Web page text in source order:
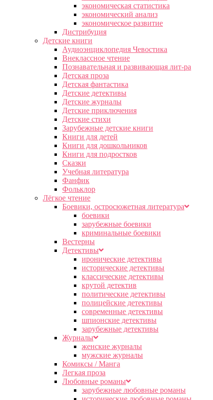
экономическая статистика
экономический анализ
экономическое развитие
Дистрибуция
Детские книги
Аудиоэнциклопедия Чевостика
Внеклассное чтение
Познавательная и развивающая лит-ра
Детская проза
Детская фантастика
Детские детективы
Детские журналы
Детские приключения
Детские стихи
Зарубежные детские книги
Книги для детей
Книги для дошкольников
Книги для подростков
Сказки
Учебная литература
Фанфик
Фольклор
Лёгкое чтение
Боевики, остросюжетная литература
боевики
зарубежные боевики
криминальные боевики
Вестерны
Детективы
иронические детективы
исторические детективы
классические детективы
крутой детектив
политические детективы
полицейские детективы
современные детективы
шпионские детективы
зарубежные детективы
Журналы
женские журналы
мужские журналы
Комиксы / Манга
Легкая проза
Любовные романы
зарубежные любовные романы